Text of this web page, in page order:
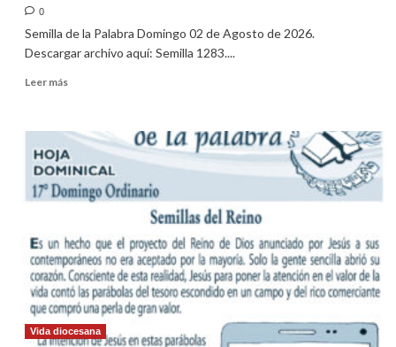
0
Semilla de la Palabra Domingo 02 de Agosto de 2026.
Descargar archivo aquí: Semilla 1283....
Leer másLeer
Semilla
la
Palabra,
domingo
Agosto
de
2026
Vida diocesana